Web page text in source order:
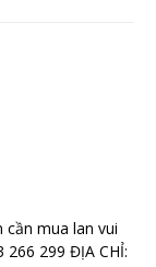
cần mua lan vui
266 299 ĐỊA CHỈ: